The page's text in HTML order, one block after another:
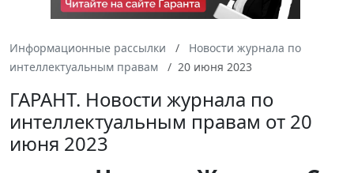
Информационные рассылки
Новости журнала по
интеллектуальным правам
20 июня 2023
ГАРАНТ. Новости журнала по
интеллектуальным правам от 20
июня 2023